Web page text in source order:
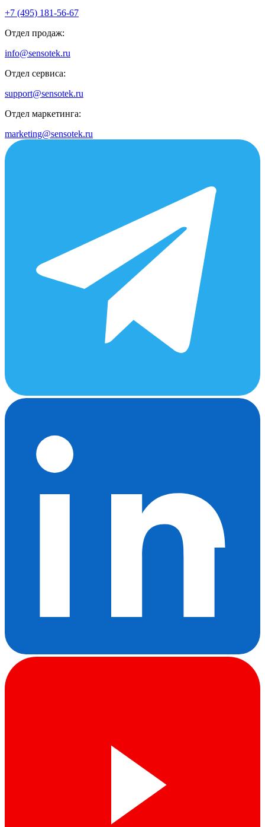
+7 (495) 181-56-67
Отдел продаж:
info@sensotek.ru
Отдел сервиса:
support@sensotek.ru
Отдел маркетинга:
marketing@sensotek.ru